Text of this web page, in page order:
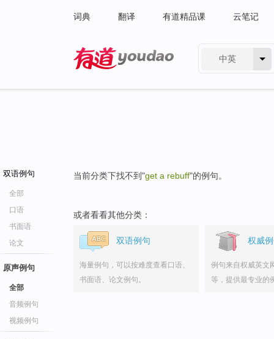
词典 翻译 有道精品课 云笔记
中英
双语例句
全部
口语
书面语
论文
原声例句
全部
音频例句
视频例句
当前分类下找不到"get a rebuff"的例句。
或者看看其他分类：
双语例句
海量例句，可以按难度查看口语、
书面语、论文例句。
权威
例句来自权威英文
等，提供最专业的